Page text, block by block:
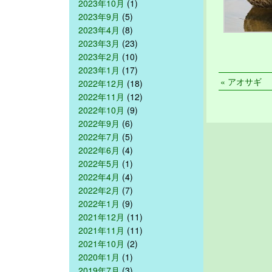
2023年10月 (1)
2023年9月 (5)
2023年4月 (8)
2023年3月 (23)
2023年2月 (10)
2023年1月 (17)
2022年12月 (18)
2022年11月 (12)
2022年10月 (9)
2022年9月 (6)
2022年7月 (5)
2022年6月 (4)
2022年5月 (1)
2022年4月 (4)
2022年2月 (7)
2022年1月 (9)
2021年12月 (11)
2021年11月 (11)
2021年10月 (2)
2020年1月 (1)
« アオサギ